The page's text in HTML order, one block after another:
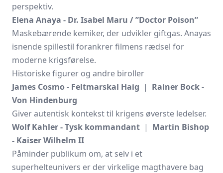
perspektiv.
Elena Anaya - Dr. Isabel Maru / ”Doctor Poison”
Maskebærende kemiker, der udvikler giftgas. Anayas
isnende spillestil forankrer filmens rædsel for
moderne krigsførelse.
Historiske figurer og andre biroller
James Cosmo - Feltmarskal Haig | Rainer Bock -
Von Hindenburg
Giver autentisk kontekst til krigens øverste ledelser.
Wolf Kahler - Tysk kommandant | Martin Bishop
- Kaiser Wilhelm II
Påminder publikum om, at selv i et
superhelteunivers er der virkelige magthavere bag